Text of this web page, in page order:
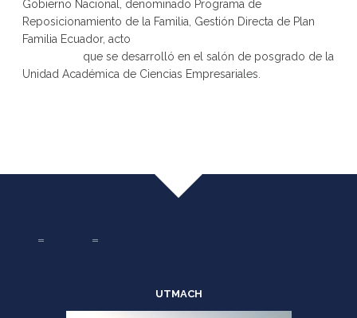
Gobierno Nacional, denominado Programa de
Reposicionamiento de la Familia, Gestión Directa de Plan
Familia Ecuador, acto
que se desarrolló en el salón de posgrado de la
Unidad Académica de Ciencias Empresariales.
UTMACH